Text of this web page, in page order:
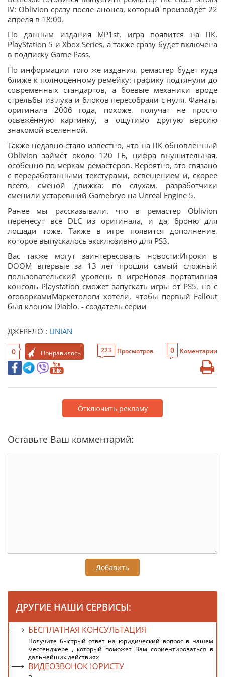
IV: Oblivion сразу после анонса, который произойдёт 22
апреля в 18:00.
По данным издания MP1st, игра появится на ПК,
PlayStation 5 и Xbox Series, а также сразу будет включена
в подписку Game Pass.
По информации того же издания, ремастер будет куда
ближе к полноценному ремейку: графику подтянули до
современных стандартов, а боевые механики вроде
стрельбы из лука и блоков пересобрали с нуля. Фанаты
оригинала 2006 года, похоже, получат не просто
освежённую картинку, а ощутимо другую версию
знакомой вселенной.
Также недавно стало известно, что на ПК обновлённый
Oblivion займёт около 120 ГБ, цифра внушительная,
особенно по меркам ремастеров. Вероятно, это связано
с переработанными текстурами, освещением и, скорее
всего, сменой движка: по слухам, разработчики
сменили устаревший Gamebryo на Unreal Engine 5.
Ранее мы рассказывали, что в ремастер Oblivion
перенесут все DLC из оригинала, и да, броню для
лошади тоже. Также в игре появится дополнение,
которое выпускалось эксклюзивно для PS3.
Вас также могут заинтересовать новости:Игроки в
DOOM впервые за 13 лет прошли самый сложный
пользовательский уровень в игреНовая портативная
консоль Playstation сможет запускать игры от PS5, но с
оговоркамиМаркетологи хотели, чтобы первый Fallout
был клоном Diablo, - создатель серии
ДЖЕРЕЛО : UNIAN
0 Понравилось 223 Просмотров 0 Коментарии
Отключить рекламу
Оставьте Ваш комментарий:
Добавить
ДРУГИЕ НАШИ СЕРВИСЫ:
БЕСПЛАТНАЯ КОНСУЛЬТАЦИЯ
Получите быстрый ответ на юридический вопрос в нашем
мессенджере , который поможет Вам сориентироваться в
дальнейших действиях
ВИДЕОЗВОНОК ЮРИСТУ